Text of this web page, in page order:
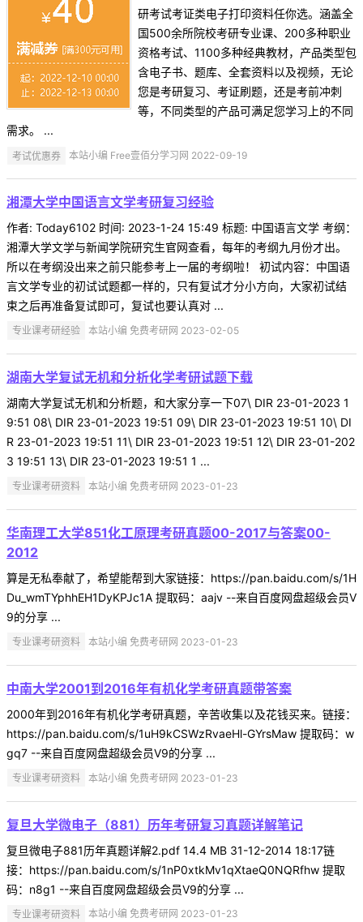
研考试考证类电子打印资料任你选。涵盖全
国500余所院校考研专业课、200多种职业
资格考试、1100多种经典教材，产品类型包
含电子书、题库、全套资料以及视频，无论
您是考研复习、考证刷题，还是考前冲刺
等，不同类型的产品可满足您学习上的不同
需求。 ...
考试优惠券 本站小编 Free壹佰分学习网 2022-09-19
湘潭大学中国语言文学考研复习经验
作者: Today6102 时间: 2023-1-24 15:49 标题: 中国语言文学 考纲：
湘潭大学文学与新闻学院研究生官网查看，每年的考纲九月份才出。
所以在考纲没出来之前只能参考上一届的考纲啦！ 初试内容：中国语
言文学专业的初试试题都一样的，只有复试才分小方向，大家初试结
束之后再准备复试即可，复试也要认真对 ...
专业课考研经验 本站小编 免费考研网 2023-02-05
湖南大学复试无机和分析化学考研试题下载
湖南大学复试无机和分析题，和大家分享一下07\ DIR 23-01-2023 1
9:51 08\ DIR 23-01-2023 19:51 09\ DIR 23-01-2023 19:51 10\ DI
R 23-01-2023 19:51 11\ DIR 23-01-2023 19:51 12\ DIR 23-01-202
3 19:51 13\ DIR 23-01-2023 19:51 1 ...
专业课考研资料 本站小编 免费考研网 2023-01-23
华南理工大学851化工原理考研真题00-2017与答案00-
2012
算是无私奉献了，希望能帮到大家链接：https://pan.baidu.com/s/1H
Du_wmTYphhEH1DyKPJc1A 提取码：aajv --来自百度网盘超级会员V
9的分享 ...
专业课考研资料 本站小编 免费考研网 2023-01-23
中南大学2001到2016年有机化学考研真题带答案
2000年到2016年有机化学考研真题，辛苦收集以及花钱买来。链接：
https://pan.baidu.com/s/1uH9kCSWzRvaeHl-GYrsMaw 提取码：w
gq7 --来自百度网盘超级会员V9的分享 ...
专业课考研资料 本站小编 免费考研网 2023-01-23
复旦大学微电子（881）历年考研复习真题详解笔记
复旦微电子881历年真题详解2.pdf 14.4 MB 31-12-2014 18:17链
接：https://pan.baidu.com/s/1nP0xtkMv1qXtaeQ0NQRfhw 提取
码：n8g1 --来自百度网盘超级会员V9的分享 ...
专业课考研资料 本站小编 免费考研网 2023-01-23